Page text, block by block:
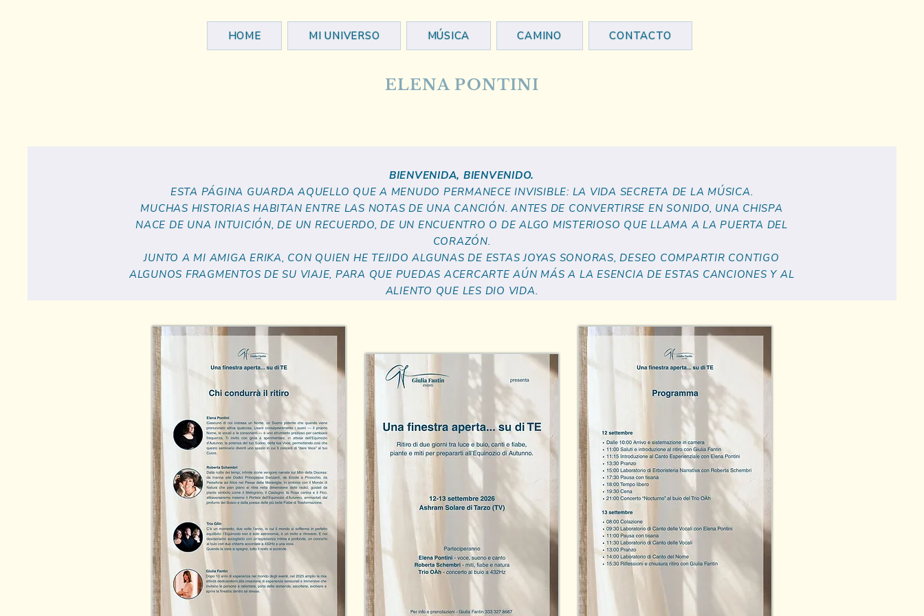
HOME MI UNIVERSO MÚSICA CAMINO CONTACTO
ELENA PONTINI
BIENVENIDA, BIENVENIDO.
ESTA PÁGINA GUARDA AQUELLO QUE A MENUDO PERMANECE INVISIBLE: LA VIDA SECRETA DE LA MÚSICA.
MUCHAS HISTORIAS HABITAN ENTRE LAS NOTAS DE UNA CANCIÓN. ANTES DE CONVERTIRSE EN SONIDO, UNA CHISPA
NACE DE UNA INTUICIÓN, DE UN RECUERDO, DE UN ENCUENTRO O DE ALGO MISTERIOSO QUE LLAMA A LA PUERTA DEL
CORAZÓN.
JUNTO A MI AMIGA ERIKA, CON QUIEN HE TEJIDO ALGUNAS DE ESTAS JOYAS SONORAS, DESEO COMPARTIR CONTIGO
ALGUNOS FRAGMENTOS DE SU VIAJE, PARA QUE PUEDAS ACERCARTE AÚN MÁS A LA ESENCIA DE ESTAS CANCIONES Y AL
ALIENTO QUE LES DIO VIDA.